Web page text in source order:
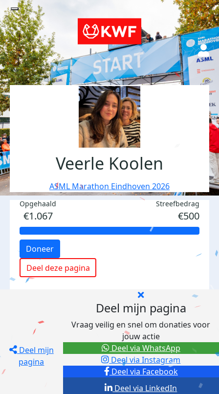
Veerle Koolen
ASML Marathon Eindhoven 2026
Opgehaald
€1.067
Streefbedrag
€500
Doneer
Deel deze pagina
Deel mijn
pagina
Deel mijn pagina
Vraag veilig en snel om donaties voor
jouw actie
Deel via Facebook
Deel via Instagram
Deel via LinkedIn
Deel via WhatsApp